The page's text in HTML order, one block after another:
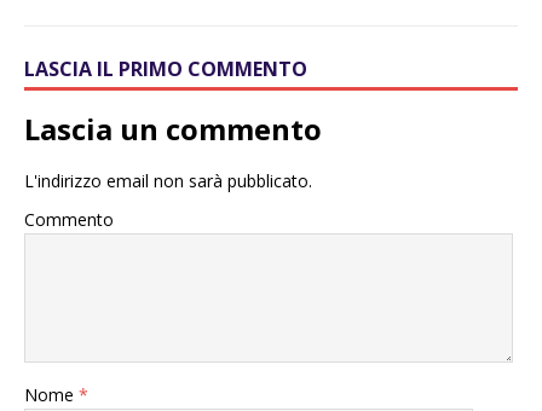
LASCIA IL PRIMO COMMENTO
Lascia un commento
L'indirizzo email non sarà pubblicato.
Commento
Nome *